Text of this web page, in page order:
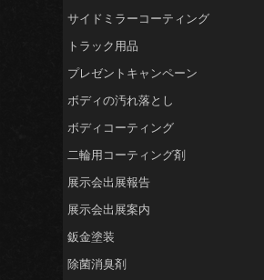
サイドミラーコーティング
トラック用品
プレゼントキャンペーン
ボディの汚れ落とし
ボディコーティング
二輪用コーティング剤
展示会出展報告
展示会出展案内
鈑金塗装
除菌消臭剤